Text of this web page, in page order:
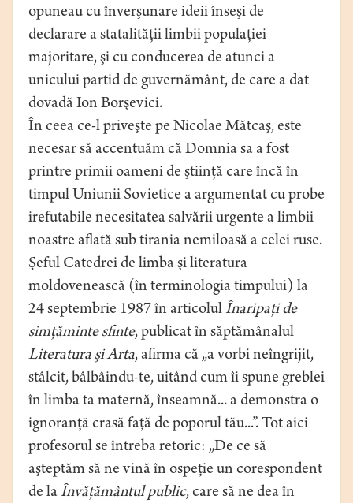
opuneau cu înverşunare ideii înseşi de
declarare a statalităţii limbii populaţiei
majoritare, şi cu conducerea de atunci a
unicului partid de guvernământ, de care a dat
dovadă Ion Borşevici.
În ceea ce-l priveşte pe Nicolae Mătcaş, este
necesar să accentuăm că Domnia sa a fost
printre primii oameni de ştiinţă care încă în
timpul Uniunii Sovietice a argumentat cu probe
irefutabile necesitatea salvării urgente a limbii
noastre aflată sub tirania nemiloasă a celei ruse.
Şeful Catedrei de limba şi literatura
moldovenească (în terminologia timpului) la
24 septembrie 1987 în articolulÎnaripaţi de
simţăminte sfinte, publicat în săptămânalul
Literatura şi Arta, afirma că „a vorbi neîngrijit,
stâlcit, bâlbâindu-te, uitând cum îi spune greblei
în limba ta maternă, înseamnă... a demonstra o
ignoranţă crasă faţă de poporul tău...”. Tot aici
profesorul se întreba retoric: „De ce să
aşteptăm să ne vină în ospeţie un corespondent
de la Învăţământul public, care să ne dea în